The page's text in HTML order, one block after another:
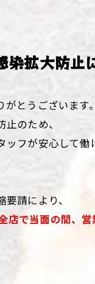
わいず北本店
わいず松戸店
染拡大防止
とうございます。
のため、
フが安心して働
請により、
店で当面の間、